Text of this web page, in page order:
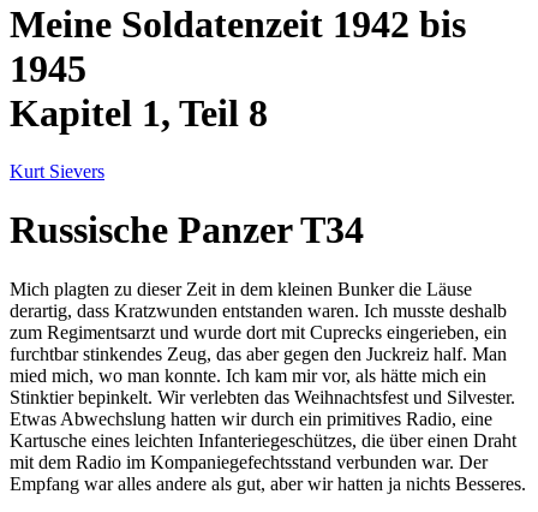
Meine Soldatenzeit 1942 bis
1945
Kapitel 1, Teil 8
Kurt Sievers
Russische Panzer T34
Mich plagten zu dieser Zeit in dem kleinen Bunker die Läuse
derartig, dass Kratzwunden entstanden waren. Ich musste deshalb
zum Regimentsarzt und wurde dort mit Cuprecks eingerieben, ein
furchtbar stinkendes Zeug, das aber gegen den Juckreiz half. Man
mied mich, wo man konnte. Ich kam mir vor, als hätte mich ein
Stinktier bepinkelt. Wir verlebten das Weihnachtsfest und Silvester.
Etwas Abwechslung hatten wir durch ein primitives Radio, eine
Kartusche eines leichten Infanteriegeschützes, die über einen Draht
mit dem Radio im Kompaniegefechtsstand verbunden war. Der
Empfang war alles andere als gut, aber wir hatten ja nichts Besseres.